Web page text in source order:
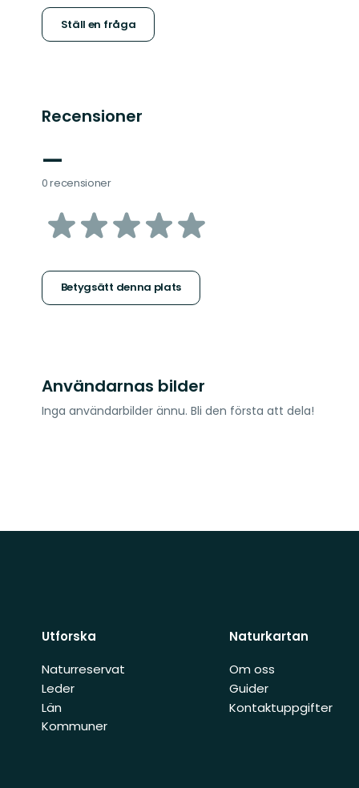
Ställ en fråga
Recensioner
—
0 recensioner
av
stjärnor
Betygsätt denna plats
Användarnas bilder
Inga användarbilder ännu. Bli den första att dela!
Utforska
Naturreservat
Leder
Län
Kommuner
Naturkartan
Om oss
Guider
Kontaktuppgifter